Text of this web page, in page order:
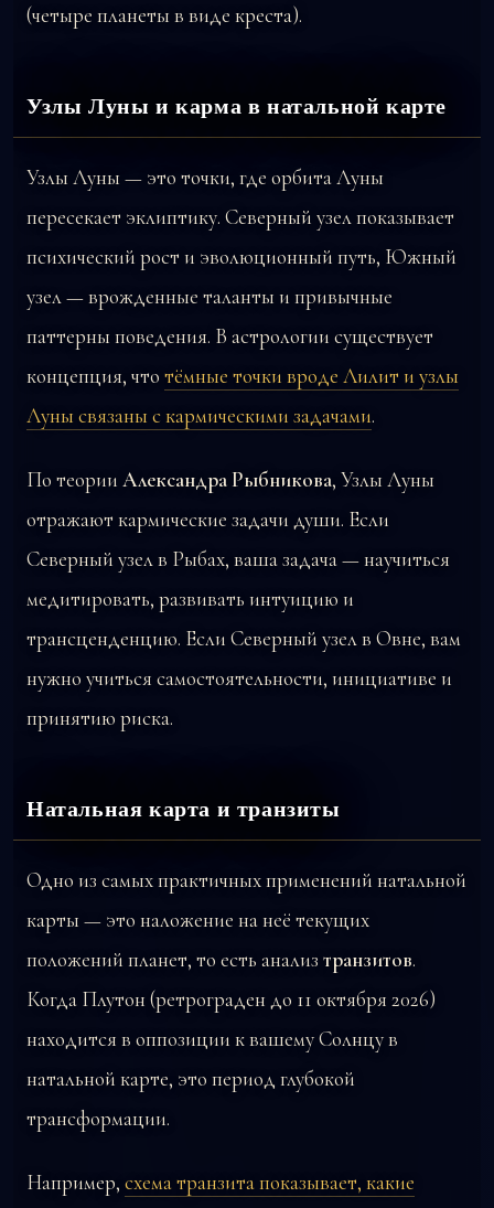
(четыре планеты в виде креста).
Узлы Луны и карма в натальной карте
Узлы Луны — это точки, где орбита Луны
пересекает эклиптику. Северный узел показывает
психический рост и эволюционный путь, Южный
узел — врожденные таланты и привычные
паттерны поведения. В астрологии существует
концепция, что тёмные точки вроде Лилит и узлы
Луны связаны с кармическими задачами.
По теории Александра Рыбникова, Узлы Луны
отражают кармические задачи души. Если
Северный узел в Рыбах, ваша задача — научиться
медитировать, развивать интуицию и
трансценденцию. Если Северный узел в Овне, вам
нужно учиться самостоятельности, инициативе и
принятию риска.
Натальная карта и транзиты
Одно из самых практичных применений натальной
карты — это наложение на неё текущих
положений планет, то есть анализ транзитов.
Когда Плутон (ретрограден до 11 октября 2026)
находится в оппозиции к вашему Солнцу в
натальной карте, это период глубокой
трансформации.
Например, схема транзита показывает, какие